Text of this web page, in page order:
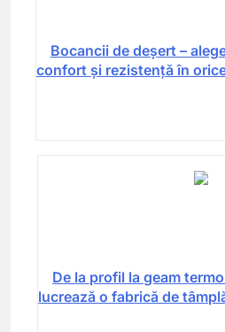
Bocancii de deșert –
confort și rezistență în
De la profil la geam
lucrează o fabrică de